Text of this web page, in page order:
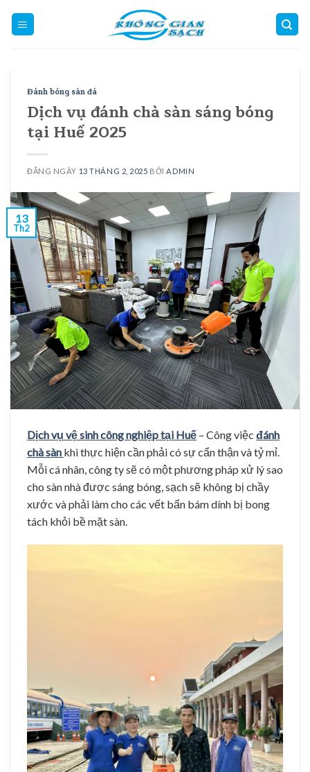
Đánh bóng sàn đá
Dịch vụ đánh chà sàn sáng bóng
tại Huế 2025
ĐĂNG NGÀY 13 THÁNG 2, 2025 BỞI ADMIN
13
Th2
Dịch vụ vệ sinh công nghiệp tại Huế – Công việc đánh
chà sàn khi thực hiện cần phải có sự cẩn thận và tỷ mỉ.
Mỗi cá nhân, công ty sẽ có một phương pháp xử lý sao
cho sàn nhà được sáng bóng, sạch sẽ không bị chầy
xước và phải làm cho các vết bẩn bám dính bị bong
tách khỏi bề mặt sàn.